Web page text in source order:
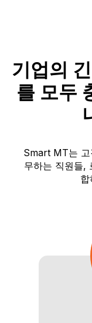
기업의
를 모두
Smart MT는 고
무하는 직원들,